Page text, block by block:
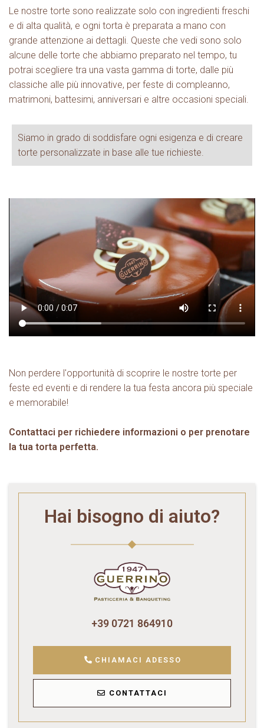
Le nostre torte sono realizzate solo con ingredienti freschi
e di alta qualità, e ogni torta è preparata a mano con
grande attenzione ai dettagli. Queste che vedi sono solo
alcune delle torte che abbiamo preparato nel tempo, tu
potrai scegliere tra una vasta gamma di torte, dalle più
classiche alle più innovative, per feste di compleanno,
matrimoni, battesimi, anniversari e altre occasioni speciali.
Siamo in grado di soddisfare ogni esigenza e di creare
torte personalizzate in base alle tue richieste.
Non perdere l'opportunità di scoprire le nostre torte per
feste ed eventi e di rendere la tua festa ancora più speciale
e memorabile!
Contattaci per richiedere informazioni o per prenotare
la tua torta perfetta.
Hai bisogno di aiuto?
+39 0721 864910
CHIAMACI ADESSO
CONTATTACI